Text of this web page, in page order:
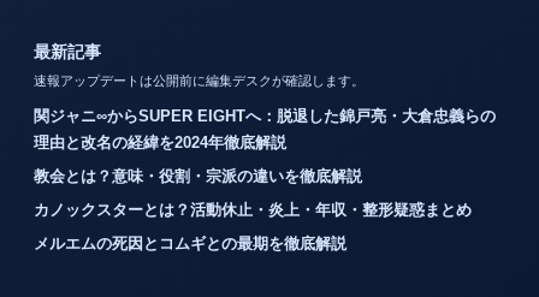
最新記事
速報アップデートは公開前に編集デスクが確認します。
関ジャニ∞からSUPER EIGHTへ：脱退した錦戸亮・大倉忠義らの
理由と改名の経緯を2024年徹底解説
教会とは？意味・役割・宗派の違いを徹底解説
カノックスターとは？活動休止・炎上・年収・整形疑惑まとめ
メルエムの死因とコムギとの最期を徹底解説